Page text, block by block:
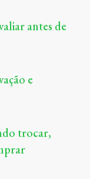
antes de
e
trocar,